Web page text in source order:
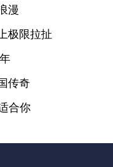
漫
极限拉扯
传奇
合你